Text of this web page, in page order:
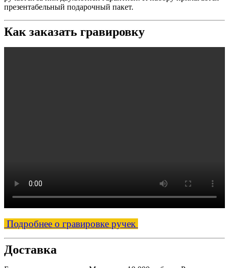
презентабельный подарочный пакет.
Как заказать гравировку
Подробнее о гравировке ручек
Доставка